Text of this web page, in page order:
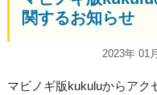
関するお知らせ
2023年 01
マビノギ版kukuluからアク